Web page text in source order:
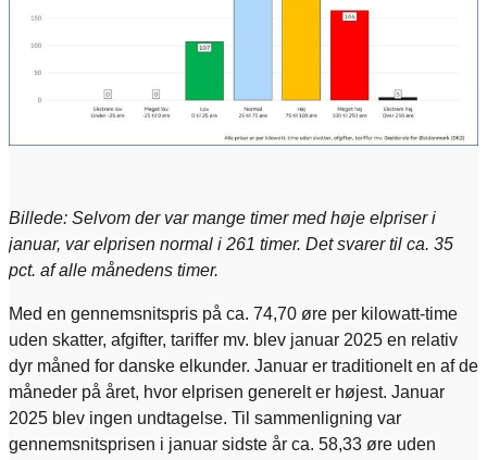
Billede: Selvom der var mange timer med høje elpriser i
januar, var elprisen normal i 261 timer. Det svarer til ca. 35
pct. af alle månedens timer.
Med en gennemsnitspris på ca. 74,70 øre per kilowatt-time
uden skatter, afgifter, tariffer mv. blev januar 2025 en relativ
dyr måned for danske elkunder. Januar er traditionelt en af de
måneder på året, hvor elprisen generelt er højest. Januar
2025 blev ingen undtagelse. Til sammenligning var
gennemsnitsprisen i januar sidste år ca. 58,33 øre uden